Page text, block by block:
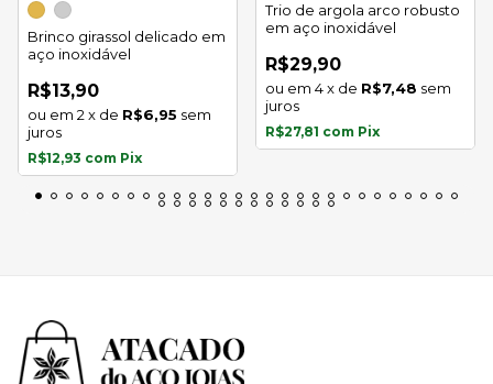
Brinco girassol delicado em
aço inoxidável
R$13,90
2 x de R$6,95 sem
juros
R$12,93 com Pix
Trio de argola arco robusto
em aço inoxidável
R$29,90
4x de R$7,48 sem
juros
R$27,81 com Pix